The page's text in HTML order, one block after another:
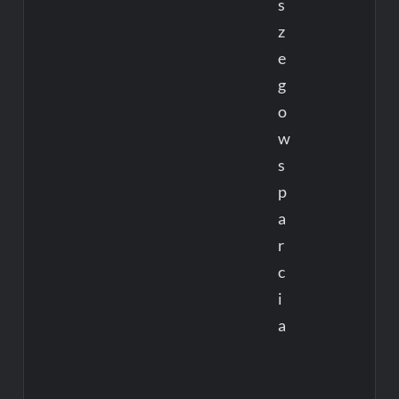
s
z
e
g
o
w
s
p
a
r
c
i
a